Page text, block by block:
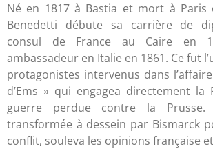
Né en 1817 à Bastia et mort à Paris
Benedetti débute sa carrière de
consul de France au Caire en
ambassadeur en Italie en 1861. Ce fut
protagonistes intervenus dans
d’Ems » qui engagea directement la
guerre perdue contre la Prusse.
transformée à dessein par Bismarck
conflit, souleva les opinions française